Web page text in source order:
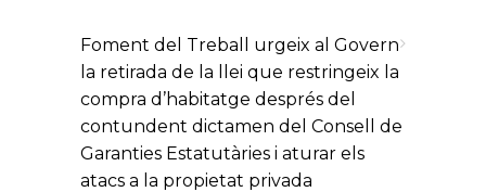
Foment del Treball urgeix al Govern
la retirada de la llei que restringeix la
compra d’habitatge després del
contundent dictamen del Consell de
Garanties Estatutàries i aturar els
atacs a la propietat privada